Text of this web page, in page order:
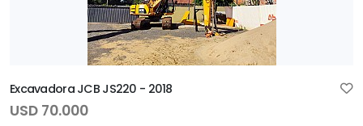
Excavadora JCB JS220 - 2018
USD 70.000